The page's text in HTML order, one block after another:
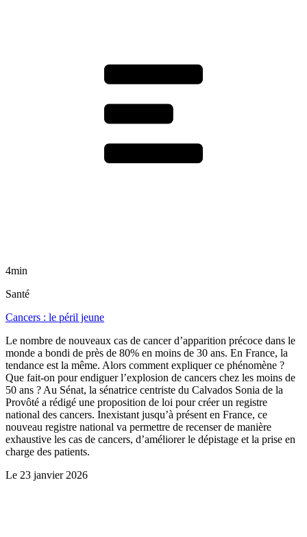
4min
Santé
Cancers : le péril jeune
Le nombre de nouveaux cas de cancer d’apparition précoce dans le
monde a bondi de près de 80% en moins de 30 ans. En France, la
tendance est la même. Alors comment expliquer ce phénomène ?
Que fait-on pour endiguer l’explosion de cancers chez les moins de
50 ans ? Au Sénat, la sénatrice centriste du Calvados Sonia de la
Provôté a rédigé une proposition de loi pour créer un registre
national des cancers. Inexistant jusqu’à présent en France, ce
nouveau registre national va permettre de recenser de manière
exhaustive les cas de cancers, d’améliorer le dépistage et la prise en
charge des patients.
Le 23 janvier 2026